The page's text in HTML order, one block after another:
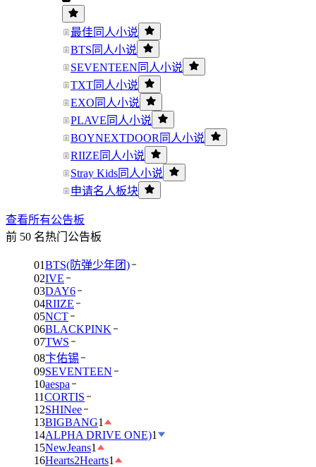
最佳同人小说
BTS同人小说
SEVENTEEN同人小说
TXT同人小说
EXO同人小说
PLAVE同人小说
BOYNEXTDOOR同人小说
RIIZE同人小说
Stray Kids同人小说
申请名人板块
查看所有公告板
前 50 名热门公告板
01BTS(防弹少年团)
02IVE
03DAY6
04RIIZE
05NCT
06BLACKPINK
07TWS
08卞佑锡
09SEVENTEEN
10aespa
11CORTIS
12SHINee
13BIGBANG1
14ALPHA DRIVE ONE)1
15NewJeans1
16Hearts2Hearts1